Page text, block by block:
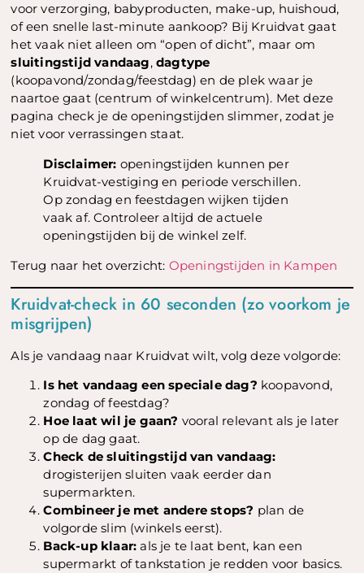
voor verzorging, babyproducten, make-up, huishoud,
of een snelle last-minute aankoop? Bij Kruidvat gaat
het vaak niet alleen om “open of dicht”, maar om
sluitingstijd vandaag,dagtype
(koopavond/zondag/feestdag) en de plek waar je
naartoe gaat (centrum of winkelcentrum). Met deze
pagina check je de openingstijden slimmer, zodat je
niet voor verrassingen staat.
Disclaimer: openingstijden kunnen per
Kruidvat-vestiging en periode verschillen.
Op zondag en feestdagen wijken tijden
vaak af. Controleer altijd de actuele
openingstijden bij de winkel zelf.
Terug naar het overzicht: Openingstijden in Kampen
Kruidvat-check in 60 seconden (zo voorkom je
misgrijpen)
Als je vandaag naar Kruidvat wilt, volg deze volgorde:
Is het vandaag een speciale dag? koopavond,
zondag of feestdag?
Hoe laat wil je gaan? vooral relevant als je later
op de dag gaat.
Check de sluitingstijd van vandaag:
drogisterijen sluiten vaak eerder dan
supermarkten.
Combineer je met andere stops? plan de
volgorde slim (winkels eerst).
Back-up klaar: als je te laat bent, kan een
supermarkt of tankstation je redden voor basics.